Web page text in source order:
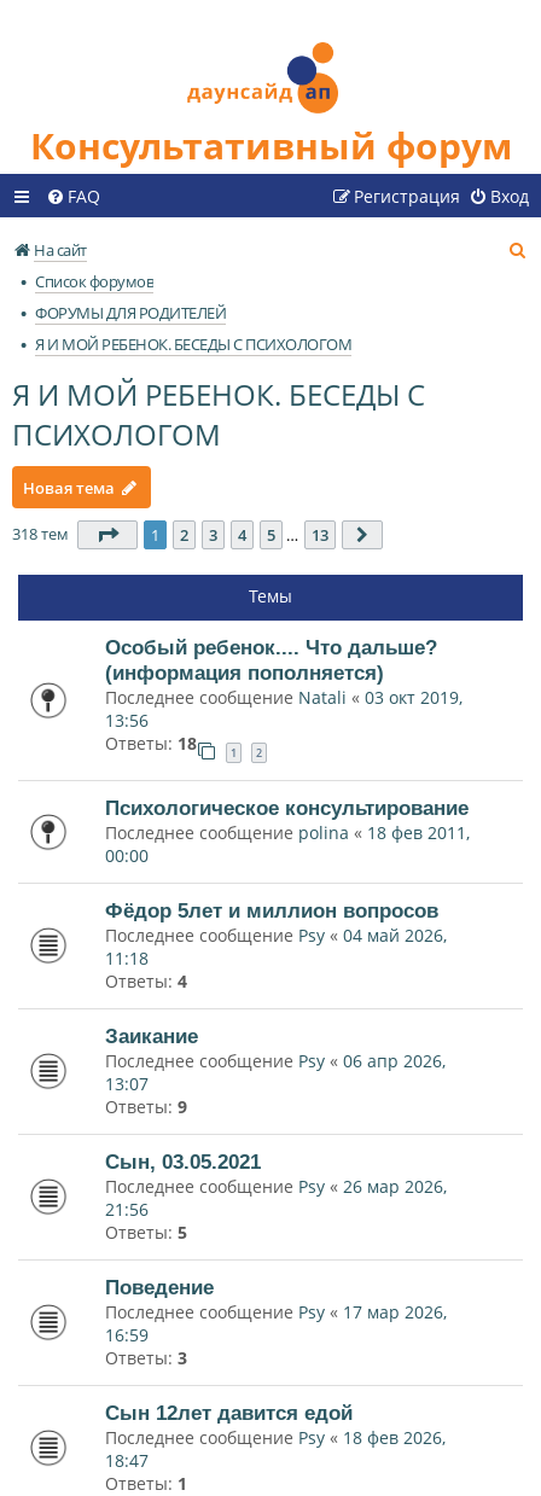
Консультативный форум
FAQ Вход
Регистрация
На сайт
Список форумов
ФОРУМЫ ДЛЯ РОДИТЕЛЕЙ
Я И МОЙ РЕБЕНОК. БЕСЕДЫ С ПСИХОЛОГОМ
Я И МОЙ РЕБЕНОК. БЕСЕДЫ С
ПСИХОЛОГОМ
Новая тема
318 тем Страница 1из 13
1 2 3 4 5 … 13
Темы
Особый ребенок.... Что дальше?
(информация пополняется)
Последнее сообщение Natali « 03 окт 2019,
13:56
Ответы: 18 1 2
Психологическое консультирование
Последнее сообщение polina « 18 фев 2011,
00:00
Фёдор 5лет и миллион вопросов
Последнее сообщение Psy « 04 май 2026,
11:18
Ответы: 4
Заикание
Последнее сообщение Psy « 06 апр 2026,
13:07
Ответы: 9
Сын, 03.05.2021
Последнее сообщение Psy « 26 мар 2026,
21:56
Ответы: 5
Поведение
Последнее сообщение Psy « 17 мар 2026,
16:59
Ответы: 3
Сын 12лет давится едой
Последнее сообщение Psy « 18 фев 2026,
18:47
Ответы: 1